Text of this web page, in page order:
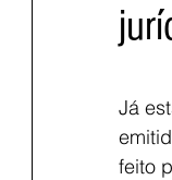
Já
feito